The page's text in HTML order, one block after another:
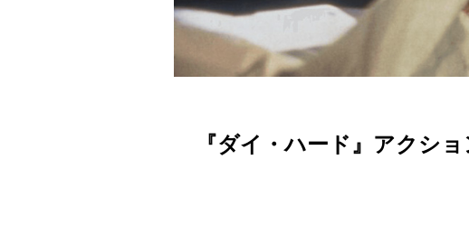
『ダイ・ハード』アクシ